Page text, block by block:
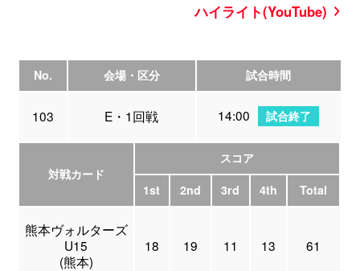
ハイライト(YouTube)
No. 会場・区分 試合時間
103 E・1回戦 14:00 試合終了
対戦カード
スコア
1st
2nd 3rd 4th Total
熊本ヴォルターズ
U15
(熊本)
18 19 11 13 61